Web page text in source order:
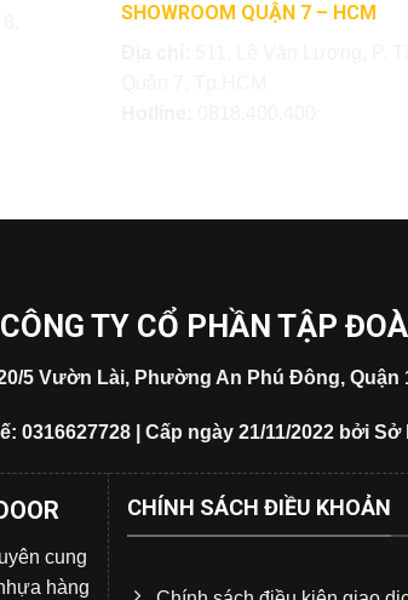
SHOWROOM QUẬN 7 – HCM
CÔNG TY CỔ PHẦN TẬP
5 Vườn Lài, Phường An Phú Đông, Quận
0316627728 | Cấp ngày 21/11/2022 bởi
cung
hàng
CHÍNH SÁCH ĐIỀU KHOẢN